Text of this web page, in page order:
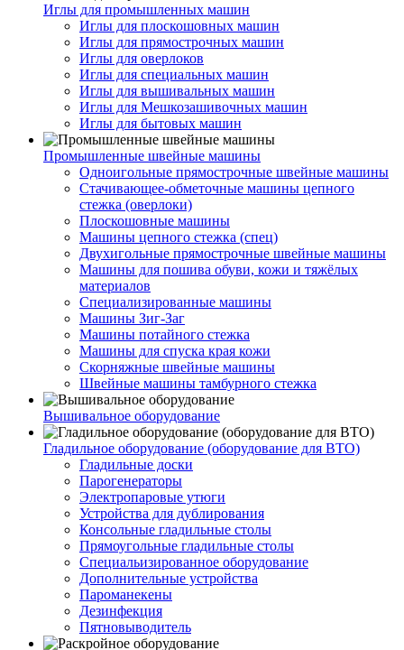
Иглы для промышленных машин
Иглы для плоскошовных машин
Иглы для прямострочных машин
Иглы для оверлоков
Иглы для специальных машин
Иглы для вышивальных машин
Иглы для Мешкозашивочных машин
Иглы для бытовых машин
Промышленные швейные машины
Одноигольные прямострочные швейные машины
Стачивающее-обметочные машины цепного
стежка (оверлоки)
Плоскошовные машины
Машины цепного стежка (спец)
Двухигольные прямострочные швейные машины
Машины для пошива обуви, кожи и тяжёлых
материалов
Специализированные машины
Машины Зиг-Заг
Машины потайного стежка
Машины для спуска края кожи
Скорняжные швейные машины
Швейные машины тамбурного стежка
Вышивальное оборудование
Гладильное оборудование (оборудование для ВТО)
Гладильные доски
Парогенераторы
Электропаровые утюги
Устройства для дублирования
Консольные гладильные столы
Прямоугольные гладильные столы
Специальизированное оборудование
Дополнительные устройства
Пароманекены
Дезинфекция
Пятновыводитель